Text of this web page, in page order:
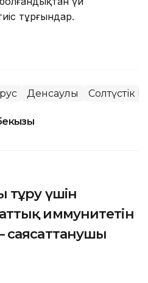
тұрғындар.
Денсаулық Солтүстік
тұру үшін
иммунитетін
саясаттанушы